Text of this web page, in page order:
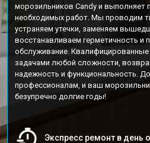
морозильников Candy и выполняет
необходимых работ. Мы проводим
устраняем утечки, заменяем
восстанавливаем герметичность и
обслуживание.
задачами любой сложности,
надежность и функциональность.
профессионалам, и ваш
безупречно долгие годы!
Экспресс ремонт в день